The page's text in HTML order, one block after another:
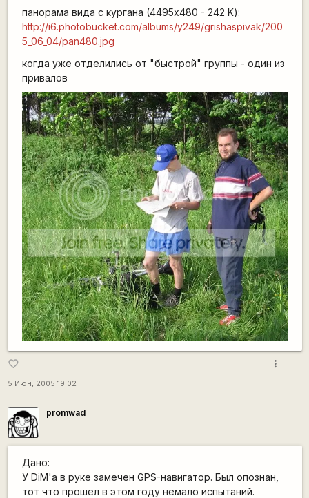
панорама вида с кургана (4495x480 - 242 K):
http://i6.photobucket.com/albums/y249/grishaspivak/200
5_06_04/pan480.jpg
когда уже отделились от "быстрой" группы - один из
привалов
favorite_border
5 Июн, 2005 19:02
more_vert
promwad
Дано:
У DiM'а в руке замечен GPS-навигатор. Был опознан,
тот что прошел в этом году немало испытаний.